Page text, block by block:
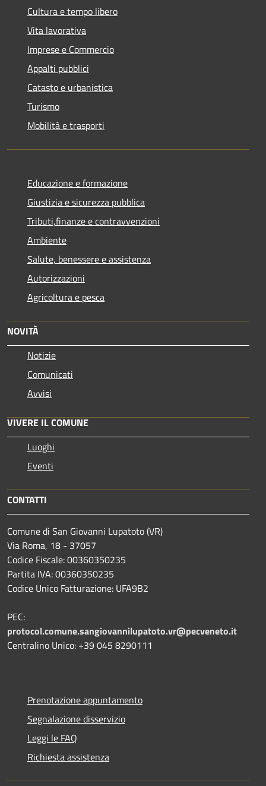
Cultura e tempo libero
Vita lavorativa
Imprese e Commercio
Appalti pubblici
Catasto e urbanistica
Turismo
Mobilità e trasporti
Educazione e formazione
Giustizia e sicurezza pubblica
Tributi,finanze e contravvenzioni
Ambiente
Salute, benessere e assistenza
Autorizzazioni
Agricoltura e pesca
NOVITÀ
Notizie
Comunicati
Avvisi
VIVERE IL COMUNE
Luoghi
Eventi
CONTATTI
Comune di San Giovanni Lupatoto (VR)
Via Roma, 18 - 37057
Codice Fiscale: 00360350235
Partita IVA: 00360350235
Codice Unico Fatturazione: UFA9B2
PEC:
protocol.comune.sangiovannilupatoto.vr@pecveneto.it
Centralino Unico: +39 045 8290111
Prenotazione appuntamento
Segnalazione disservizio
Leggi le FAQ
Richiesta assistenza